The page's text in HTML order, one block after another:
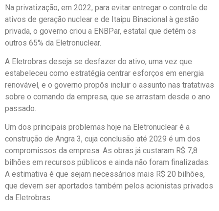
Na privatização, em 2022, para evitar entregar o controle de
ativos de geração nuclear e de Itaipu Binacional à gestão
privada, o governo criou a ENBPar, estatal que detém os
outros 65% da Eletronuclear.
A Eletrobras deseja se desfazer do ativo, uma vez que
estabeleceu como estratégia centrar esforços em energia
renovável, e o governo propôs incluir o assunto nas tratativas
sobre o comando da empresa, que se arrastam desde o ano
passado.
Um dos principais problemas hoje na Eletronuclear é a
construção de Angra 3, cuja conclusão até 2029 é um dos
compromissos da empresa. As obras já custaram R$ 7,8
bilhões em recursos públicos e ainda não foram finalizadas.
A estimativa é que sejam necessários mais R$ 20 bilhões,
que devem ser aportados também pelos acionistas privados
da Eletrobras.